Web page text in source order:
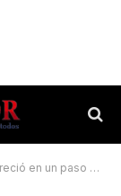
un paso fronterizo